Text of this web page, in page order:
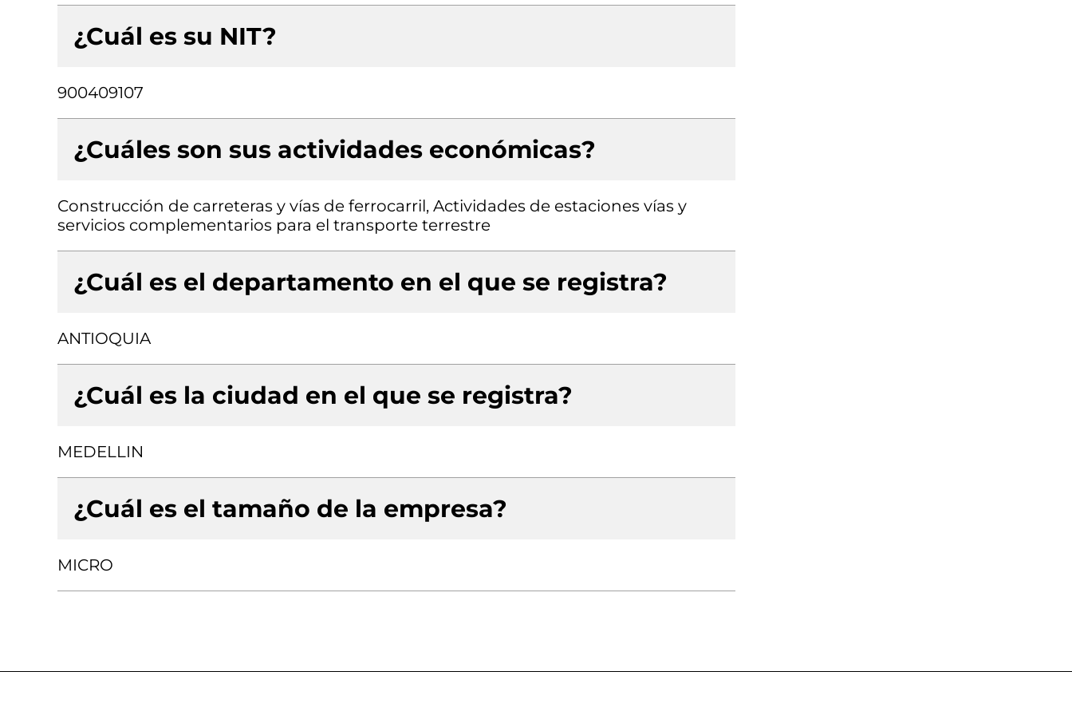
¿Cuál es su NIT?
900409107
¿Cuáles son sus actividades económicas?
Construcción de carreteras y vías de ferrocarril, Actividades de estaciones vías y
servicios complementarios para el transporte terrestre
¿Cuál es el departamento en el que se registra?
ANTIOQUIA
¿Cuál es la ciudad en el que se registra?
MEDELLIN
¿Cuál es el tamaño de la empresa?
MICRO